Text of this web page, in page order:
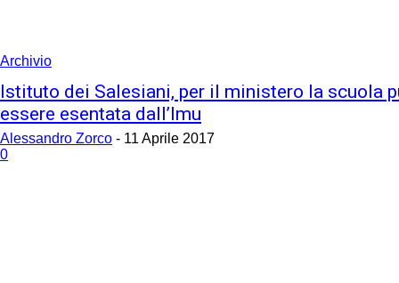
Archivio
Istituto dei Salesiani, per il ministero la scuola
essere esentata dall’Imu
Alessandro Zorco - 11 Aprile 2017
0